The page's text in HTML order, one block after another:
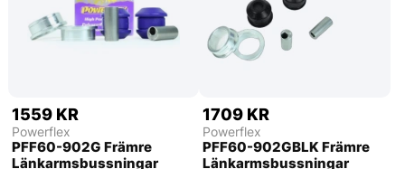
1559 KR
Powerflex
PFF60-902G Främre
Länkarmsbussningar
1709 KR
Powerflex
PFF60-902GBLK Främre
Länkarmsbussningar